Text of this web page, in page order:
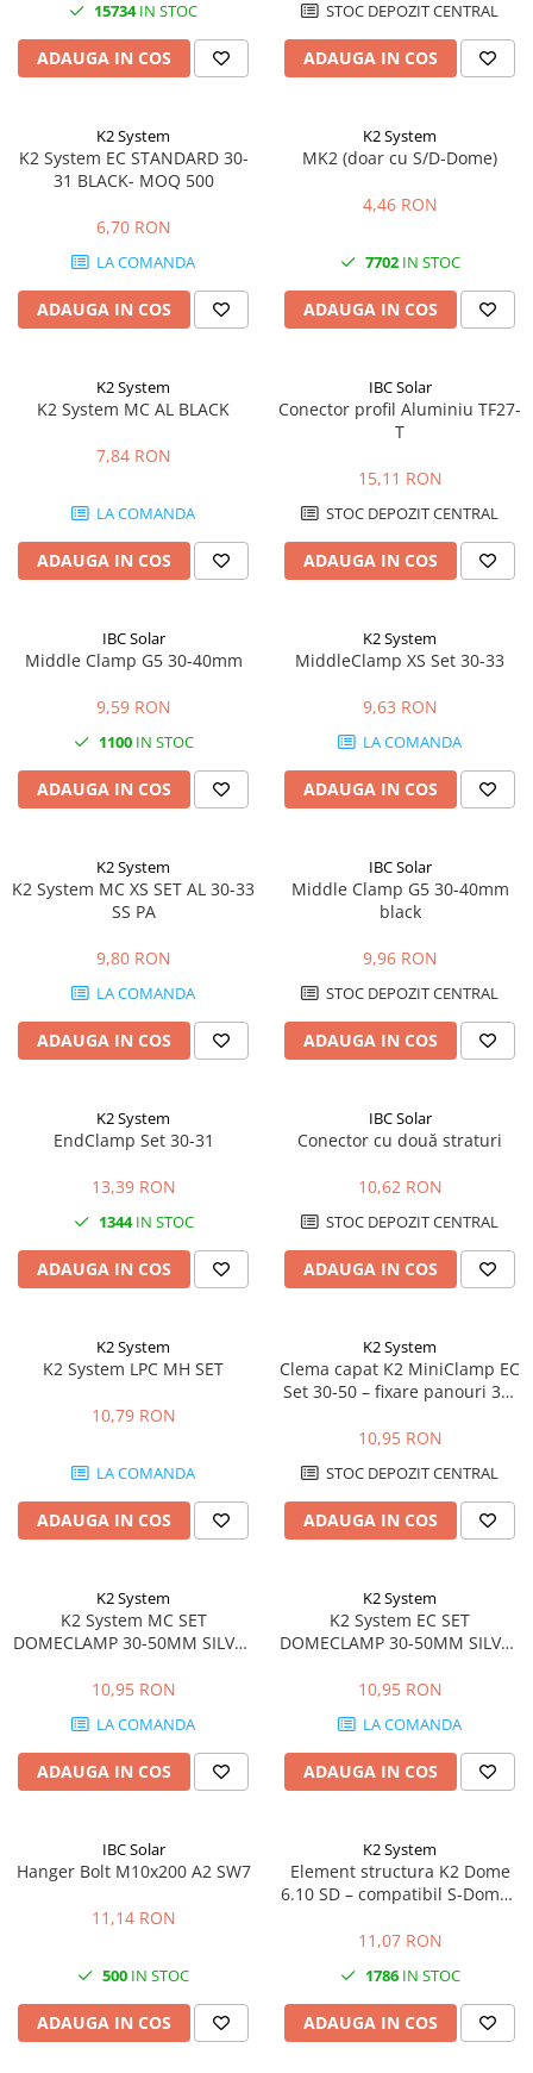
15734IN STOC
ADAUGA IN COS
STOC DEPOZIT CENTRAL
ADAUGA IN COS
K2 System
K2 System EC STANDARD 30-
31 BLACK- MOQ 500
6,70 RON
LA COMANDA
ADAUGA IN COS
K2 System
MK2 (doar cu S/D-Dome)
4,46 RON
7702IN STOC
ADAUGA IN COS
K2 System
K2 System MC AL BLACK
7,84 RON
LA COMANDA
ADAUGA IN COS
IBC Solar
Conector profil Aluminiu TF27-
T
15,11 RON
STOC DEPOZIT CENTRAL
ADAUGA IN COS
IBC Solar
Middle Clamp G5 30-40mm
9,59 RON
1100IN STOC
ADAUGA IN COS
K2 System
MiddleClamp XS Set 30-33
9,63 RON
LA COMANDA
ADAUGA IN COS
K2 System
K2 System MC XS SET AL 30-33
SS PA
9,80 RON
LA COMANDA
ADAUGA IN COS
IBC Solar
Middle Clamp G5 30-40mm
black
9,96 RON
STOC DEPOZIT CENTRAL
ADAUGA IN COS
K2 System
EndClamp Set 30-31
13,39 RON
1344IN STOC
ADAUGA IN COS
IBC Solar
Conector cu două straturi
10,62 RON
STOC DEPOZIT CENTRAL
ADAUGA IN COS
K2 System
K2 System LPC MH SET
10,79 RON
LA COMANDA
ADAUGA IN COS
K2 System
Clema capat K2 MiniClamp EC
Set 30-50 – fixare panouri 30-
10,95 RON
STOC DEPOZIT CENTRAL
ADAUGA IN COS
K2 System
K2 System MC SET
DOMECLAMP 30-50MM SILVER
10,95 RON
LA COMANDA
ADAUGA IN COS
K2 System
K2 System EC SET
DOMECLAMP 30-50MM SILVER
10,95 RON
LA COMANDA
ADAUGA IN COS
IBC Solar
Hanger Bolt M10x200 A2 SW7
11,14 RON
500 IN STOC
ADAUGA IN COS
K2 System
Element structura K2 Dome
6.10 SD – compatibil S-Dome /
11,07 RON
1786IN STOC
ADAUGA IN COS